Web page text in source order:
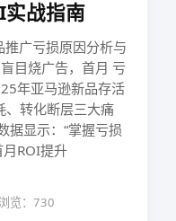
实战指南
广亏损原因分析与
目烧广告​​，首月 ​​亏
年亚马逊新品存活
、​​转化断层​​三大痛
据显示：​​“掌握亏损
ROI提升
浏览：730